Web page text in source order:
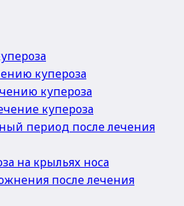
купероза
купероза
купероза
период после лечения
на крыльях носа
после лечения